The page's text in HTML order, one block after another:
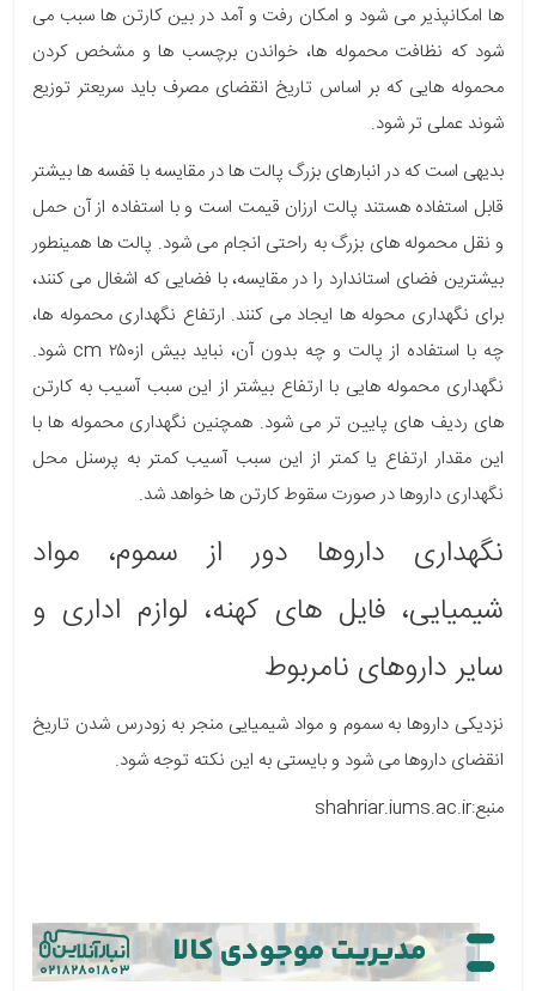
ها امکان­پذیر می شود و امکان رفت و آمد در بین کارتن ها سبب می
شود که نظافت محموله ها، خواندن برچسب ها و مشخص کردن
محموله هایی که بر اساس تاریخ انقضای مصرف باید سریعتر توزیع
شوند عملی تر شود.
بدیهی است که در انبارهای بزرگ پالت ها در مقایسه با قفسه ها بیشتر
قابل استفاده هستند پالت ارزان قیمت است و با استفاده از آن حمل
و نقل محموله های بزرگ به راحتی انجام می شود. پالت ها همینطور
بیشترین فضای استاندارد را در مقایسه، با فضایی که اشغال می کنند،
برای نگهداری محوله ها ایجاد می کنند. ارتفاع نگهداری محموله ها،
چه با استفاده از پالت و چه بدون آن، نباید بیش ازcm ۲۵۰ شود.
نگهداری محموله هایی با ارتفاع بیشتر از این سبب آسیب به کارتن
های ردیف های پایین تر می شود. همچنین نگهداری محموله ها با
این مقدار ارتفاع یا کمتر از این سبب آسیب کمتر به پرسنل محل
نگهداری داروها در صورت سقوط کارتن ها خواهد شد.
نگهداری داروها دور از سموم، مواد
شیمیایی، فایل­ های کهنه، لوازم اداری و
سایر داروهای نامربوط
نزدیکی داروها به سموم و مواد شیمیایی منجر به زودرس شدن تاریخ
انقضای داروها می شود و بایستی به این نکته توجه شود.
منبع:shahriar.iums.ac.ir